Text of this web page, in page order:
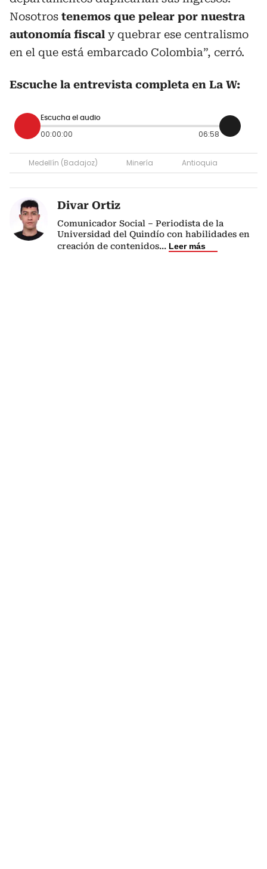
Nosotros tenemos que pelear por nuestra
autonomía fiscal y quebrar ese centralismo
en el que está embarcado Colombia”, cerró.
Escuche la entrevista completa en La W:
Escucha el audio
00:00:00 06:58
Medellín (Badajoz) Minería Antioquia
Divar Ortiz
Comunicador Social – Periodista de la
Universidad del Quindío con habilidades en
creación de contenidos... Leer más